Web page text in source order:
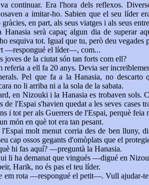
continuar. Era l'hora dels reflexos.
a imitar-ho. Sabien que el seu líder
en part, als seus viatges i als seus
serà capaç algun dia de superar
esquiva tot. Igual que tu, però deu vegades
—respongué el líder—, com...
joves de la ciutat són tan forts com ell?
a ell fa 20 anys. Devia ser
Pel que fa a la Hanasia, no descarto
no li arriba ni a la sola de la sabata.
en Nizouki i la Hanasia es trobaven sols.
de l'Espai s'havien quedat a les seves cases
i tot per als Guerrers de l'Espai, perquè feia
món en què tot era tan pesant.
molt menut corria des de ben lluny,
cap ossos gegants d'omòplats que el
hi fas aquí? —preguntà la Hanasia.
li ha demanat que vingués —digué en
Harik, no és pas el teu líder.
rota —respongué el petit—. Vull ajudar-te